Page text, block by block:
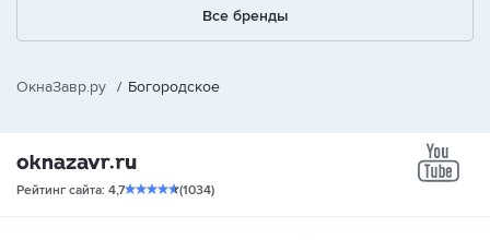
Все бренды
ОкнаЗавр.ру / Богородское
Рейтинг сайта: 4,7 (1034)